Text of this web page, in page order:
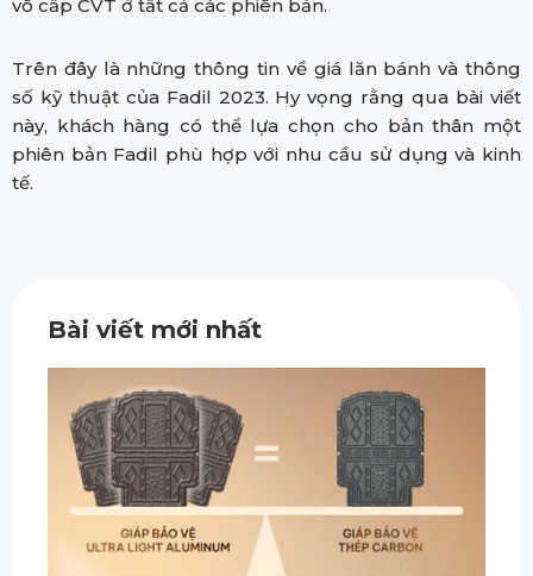
vô cấp CVT ở tất cả các phiên bản.
Trên đây là những thông tin về giá lăn bánh và thông
số kỹ thuật của Fadil 2023. Hy vọng rằng qua bài viết
này, khách hàng có thể lựa chọn cho bản thân một
phiên bản Fadil phù hợp với nhu cầu sử dụng và kinh
tế.
Bài viết mới nhất